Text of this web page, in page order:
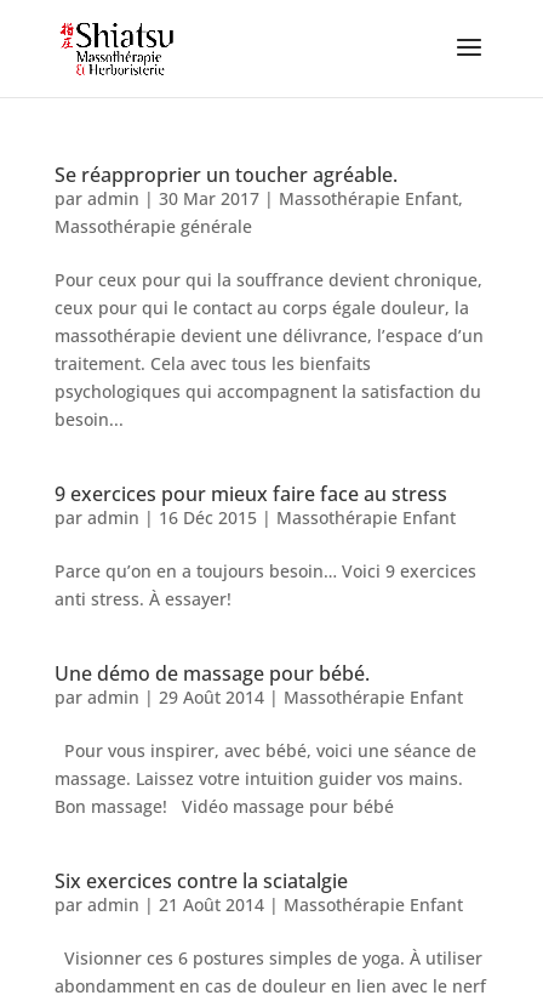
Se réapproprier un toucher agréable.
par admin | 30 Mar 2017| Massothérapie Enfant,
Massothérapie générale
Pour ceux pour qui la souffrance devient chronique,
ceux pour qui le contact au corps égale douleur, la
massothérapie devient une délivrance, l’espace d’un
traitement. Cela avec tous les bienfaits
psychologiques qui accompagnent la satisfaction du
besoin...
9 exercices pour mieux faire face au stress
par admin | 16 Déc 2015| Massothérapie Enfant
Parce qu’on en a toujours besoin… Voici 9 exercices
anti stress. À essayer!
Une démo de massage pour bébé.
par admin | 29 Août 2014| Massothérapie Enfant
Pour vous inspirer, avec bébé, voici une séance de
massage. Laissez votre intuition guider vos mains.
Bon massage! Vidéo massage pour bébé
Six exercices contre la sciatalgie
par admin | 21 Août 2014| Massothérapie Enfant
Visionner ces 6 postures simples de yoga. À utiliser
abondamment en cas de douleur en lien avec le nerf